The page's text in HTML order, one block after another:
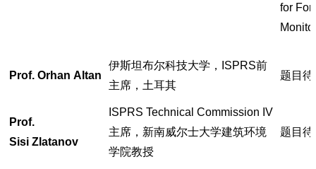
for
Prof. Orhan Altan
伊斯坦布尔科技大学，ISPRS前
主席，土耳其
题目待
Prof.
Sisi Zlatanov
ISPRS Technical Commission IV
主席，新南威尔士大学建筑环境
学院教授
题目待